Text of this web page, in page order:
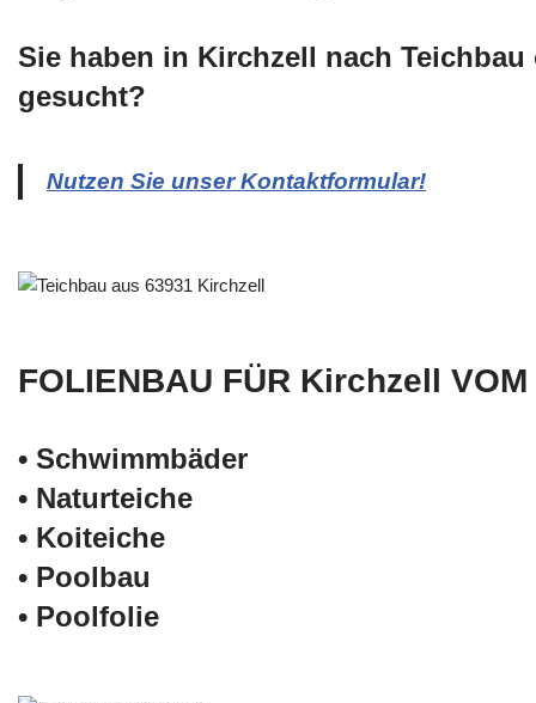
Sie haben in Kirchzell nach
gesucht?
Nutzen Sie unser Kontaktformular!
FOLIENBAU FÜR Kirchzell VOM
• Schwimm­bäder
• Naturteiche
• Koiteiche
• Poolbau
• Poolfolie